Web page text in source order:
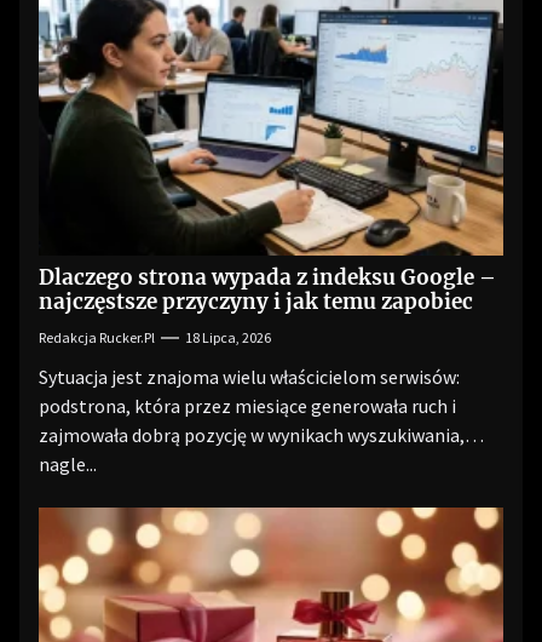
Dlaczego strona wypada z indeksu Google –
najczęstsze przyczyny i jak temu zapobiec
Redakcja Rucker.pl 18 Lipca, 2026
Sytuacja jest znajoma wielu właścicielom serwisów:
podstrona, która przez miesiące generowała ruch i
zajmowała dobrą pozycję w wynikach wyszukiwania,
nagle...